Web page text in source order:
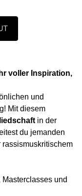
voller Inspiration,
und
Mit diesem
in der
du jemanden
und